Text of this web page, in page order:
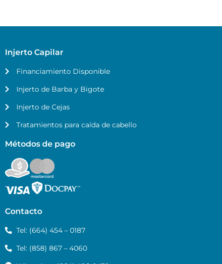
Injerto Capilar
Financiamiento Disponible
Injerto de Barba y Bigote
Injerto de Cejas
Tratamientos para caída de cabello
Métodos de pago
Contacto
Tel: (664) 454 – 0187
Tel: (858) 867 – 4060